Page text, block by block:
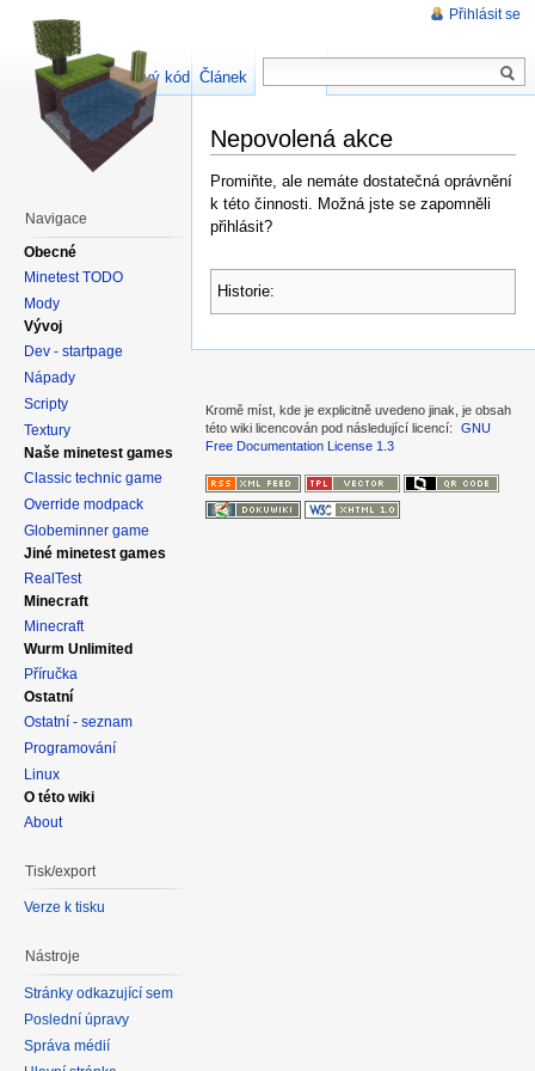
Nepovolená akce
Promiňte, ale nemáte dostatečná oprávnění
k této činnosti. Možná jste se zapomněli
přihlásit?
Historie:
Přihlásit se
Článek
Zdrojový kód stránky
Navigace
Obecné
Minetest TODO
Mody
Vývoj
Dev - startpage
Nápady
Scripty
Textury
Naše minetest games
Classic technic game
Override modpack
Globeminner game
Jiné minetest games
RealTest
Minecraft
Minecraft
Wurm Unlimited
Příručka
Ostatní
Ostatní - seznam
Programování
Linux
O této wiki
About
Tisk/export
Verze k tisku
Nástroje
Stránky odkazující sem
Poslední úpravy
Správa médií
Kromě míst, kde je explicitně uvedeno jinak, je obsah
této wiki licencován pod následující licencí:
GNU
Free Documentation License 1.3